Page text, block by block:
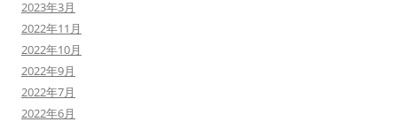
2023年3月
2022年11月
2022年10月
2022年9月
2022年7月
2022年6月